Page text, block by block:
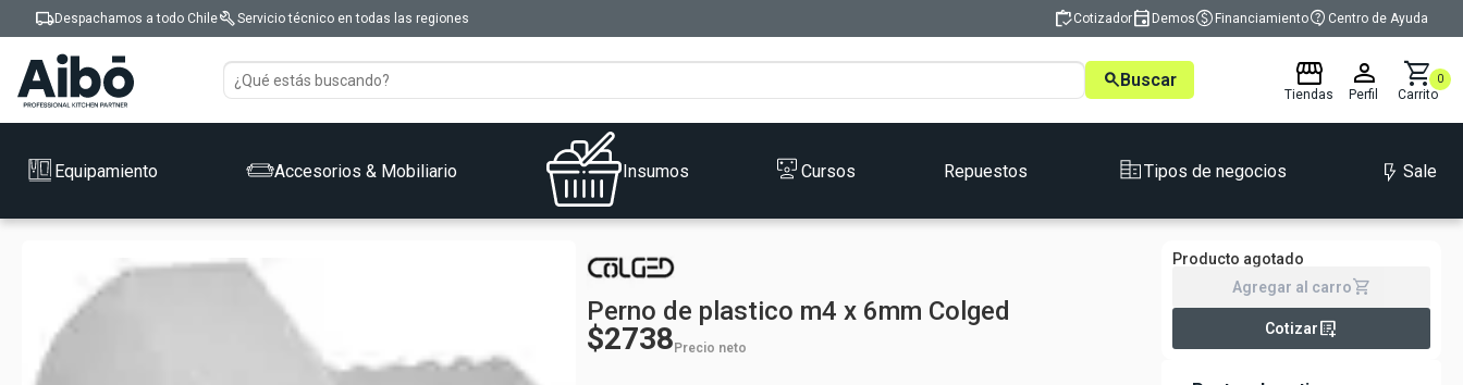
local_shippingDespachamos a todo ChilebuildServicio técnico en todas las regiones inventoryCotizadorevent Demosmonetization_on Financiamientocontact_support Centro de Ayuda
searchBuscar storefront
Tiendas
person
Perfil
shopping_cart
Carrito
0
Equipamiento Accesorios & Mobiliario Insumos Cursos Repuestos Tipos de negocios Sale
Perno de plastico m4 x 6mm Colged
$2738 Precio neto
Producto agotado
Agregar al carroshopping_cart
Cotizarlist_alt_add